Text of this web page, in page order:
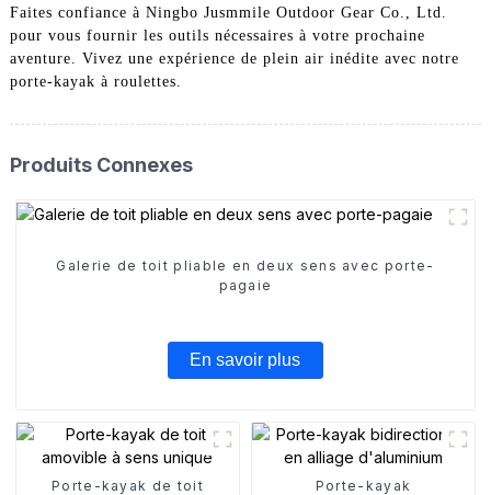
Faites confiance à Ningbo Jusmmile Outdoor Gear Co., Ltd.
pour vous fournir les outils nécessaires à votre prochaine
aventure. Vivez une expérience de plein air inédite avec notre
porte-kayak à roulettes.
Produits Connexes
Galerie de toit pliable en deux sens avec porte-
pagaie
En savoir plus
Porte-kayak de toit
Porte-kayak